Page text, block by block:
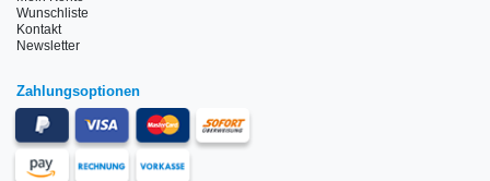
Wunschliste
Kontakt
Newsletter
Zahlungsoptionen